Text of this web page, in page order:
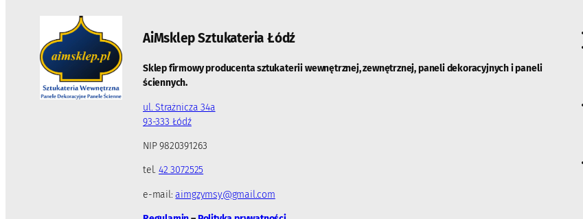
AiMsklep Sztukateria Łódź
Sklep firmowy producenta sztukaterii wewnętrznej, zewnętrznej, paneli dekoracyjnych i paneli
ściennych.
ul. Strażnicza 34a
93-333 Łódź
NIP 9820391263
tel.42 3072525
e-mail:aimgzymsy@gmail.com